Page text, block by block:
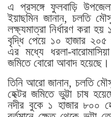
এ প্রসঙ্গে ফুলবাড়ি
ইয়াছমিন জানান, চলতি
লক্ষ্যমাত্রা নির্ধারণ করা
বৃদ্ধি পেয়ে ১০ হাজার
এর মধ্যে ধরলা-
জমিতে বোরো আবাদ হয়েছে।
তিনি আরো জানান, চলতি
হেক্টর জমিতে ভুট্টা চাষ
নদীর বুকে ১ হাজার ৮০০